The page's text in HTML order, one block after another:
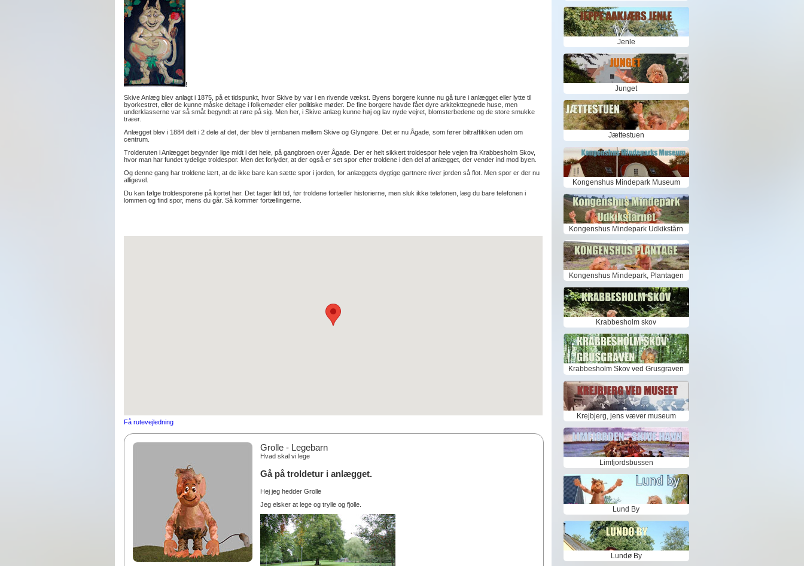
!
Skive Anlæg blev anlagt i 1875, på et tidspunkt, hvor Skive by var i en rivende vækst. Byens borgere kunne nu gå ture i anlægget eller lytte til
byorkestret, eller de kunne måske deltage i folkemøder eller politiske møder. De fine borgere havde fået dyre arkitekttegnede huse, men
underklasserne var så småt begyndt at røre på sig. Men her, i Skive anlæg kunne høj og lav nyde vejret, blomsterbedene og de store smukke
træer.
Anlægget blev i 1884 delt i 2 dele af det, der blev til jernbanen mellem Skive og Glyngøre. Det er nu Ågade, som fører biltraffikken uden om
centrum.
Trolderuten i Anlægget begynder lige midt i det hele, på gangbroen over Ågade. Der er helt sikkert troldespor hele vejen fra Krabbesholm Skov,
hvor man har fundet tydelige troldespor. Men det forlyder, at der også er set spor efter troldene i den del af anlægget, der vender ind mod byen.
Og denne gang har troldene lært, at de ikke bare kan sætte spor i jorden, for anlæggets dygtige gartnere river jorden så flot. Men spor er der nu
alligevel.
Du kan følge troldesporene på kortet her. Det tager lidt tid, før troldene fortæller historierne, men sluk ikke telefonen, læg du bare telefonen i
lommen og find spor, mens du går. Så kommer fortællingerne.
Få rutevejledning
Grolle - Legebarn
Hvad skal vi lege
Gå på troldetur i anlægget.
Hej jeg hedder Grolle
Jeg elsker at lege og trylle og fjolle.
Jenle
Junget
Jættestuen
Kongenshus Mindepark Museum
Kongenshus Mindepark Udkikstårn
Kongenshus Mindepark, Plantagen
Krabbesholm skov
Krabbesholm Skov ved Grusgraven
Krejbjerg, jens væver museum
Limfjordsbussen
Lund By
Lundø By